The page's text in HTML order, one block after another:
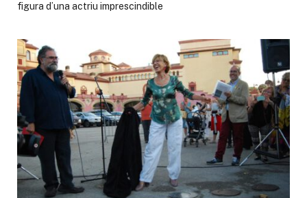
figura d’una actriu imprescindible